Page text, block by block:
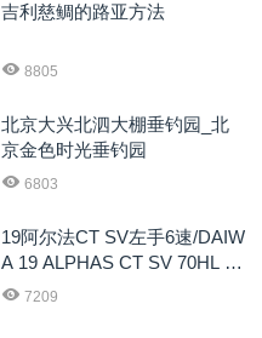
吉利慈鲷的路亚方法
8805
北京大兴北泗大棚垂钓园_北
京金色时光垂钓园
6803
19阿尔法CT SV左手6速/DAIW
A 19 ALPHAS CT SV 70HL 00
614116
7209